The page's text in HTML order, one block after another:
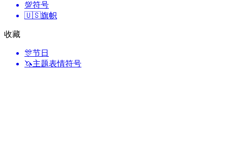
💯符号
🇺🇸旗帜
收藏
🎊节日
🦄主题表情符号